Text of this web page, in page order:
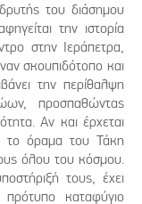
του διάσημου
την ιστορία
στην Ιεράπετρα,
σκουπιδότοπο και
την περίθαλψη
προσπαθώντας
Αν και έρχεται
το όραμα του Τάκη
όλου του κόσμου.
τους, έχει
καταφύγιο